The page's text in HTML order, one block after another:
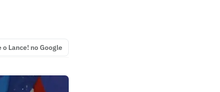
o Lance! no Google